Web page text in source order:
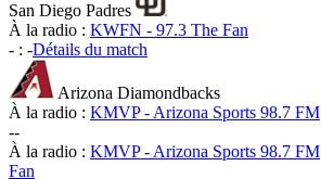
San Diego Padres
À la radio : KWFN - 97.3 The Fan
- : -Détails du match
Arizona Diamondbacks
À la radio : KMVP - Arizona Sports 98.7 FM
--
À la radio : KMVP - Arizona Sports 98.7 FM
Fan